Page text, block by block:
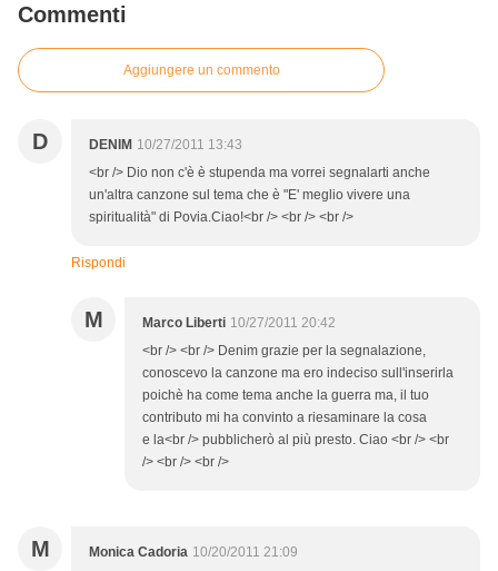
Commenti
Aggiungere un commento
D DENIM 10/27/2011 13:43
<br /> Dio non c'è è stupenda ma vorrei segnalarti anche
un'altra canzone sul tema che è "E' meglio vivere una
spiritualità" di Povia.Ciao!<br /> <br /> <br />
Rispondi
M Marco Liberti 10/27/2011 20:42
<br /> <br /> Denim grazie per la segnalazione,
conoscevo la canzone ma ero indeciso sull'inserirla
poichè ha come tema anche la guerra ma, il tuo
contributo mi ha convinto a riesaminare la cosa
e la<br /> pubblicherò al più presto. Ciao <br /> <br
/> <br /> <br />
M Monica Cadoria 10/20/2011 21:09